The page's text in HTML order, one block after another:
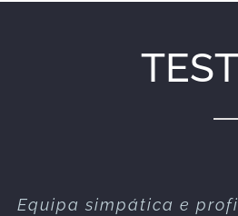
Equipa simpática e
Excelente serviço nos